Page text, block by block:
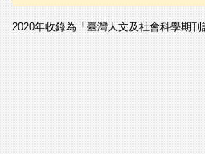
2020年收錄為「臺灣人文及社會科學期刊